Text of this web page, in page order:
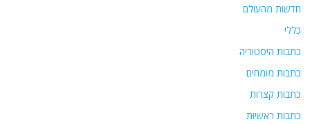
חדשות מהעולם
כללי
כתבות היסטוריה
כתבות מומחים
כתבות קצרות
כתבות ראשיות